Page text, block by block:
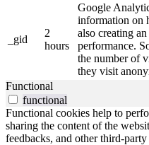
_gid
2
hours
Google
information on
also creating
performance.
the number of
they visit
Functional
functional
Functional cookies help to
sharing the content of the
feedbacks, and other third-party